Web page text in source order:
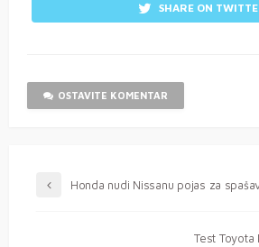
SHARE ON
OSTAVITE KOMENTAR
Honda nudi Nissanu pojas za
Test Toyota